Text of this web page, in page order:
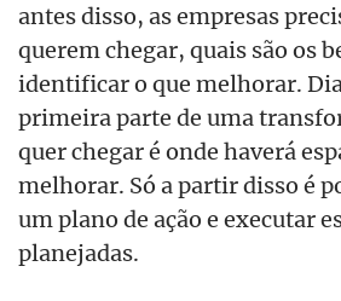
antes disso, as empresas
querem chegar, quais são os
identificar o que melhorar.
primeira parte de uma
quer chegar é onde haverá
melhorar. Só a partir disso é
um plano de ação e executar
planejadas.